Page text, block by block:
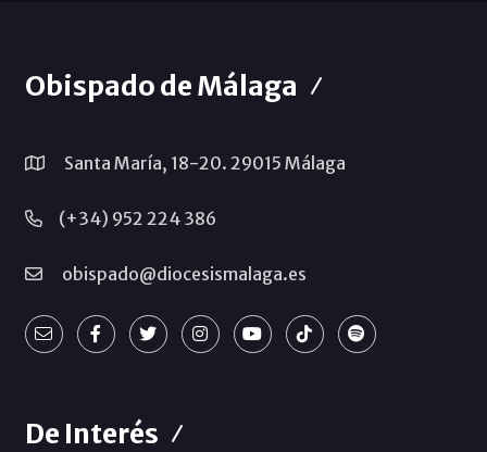
Obispado de Málaga
Santa María, 18-20. 29015 Málaga
(+34) 952 224 386
obispado@diocesismalaga.es
De Interés